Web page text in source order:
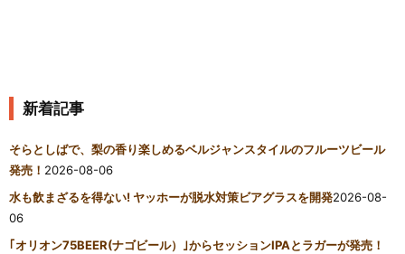
新着記事
そらとしばで、梨の香り楽しめるベルジャンスタイルのフルーツビール
発売！ 2026-08-06
水も飲まざるを得ない! ヤッホーが脱水対策ビアグラスを開発2026-08-
06
｢オリオン75BEER(ナゴビール）｣からセッションIPAとラガーが発売！